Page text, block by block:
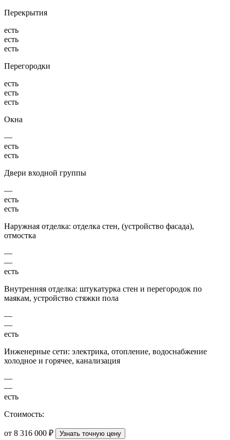
Перекрытия
есть
есть
есть
Перегородки
есть
есть
есть
Окна
—
есть
есть
Двери входной группы
—
есть
есть
Наружная отделка: отделка стен, (устройство фасада),
отмостка
—
—
есть
Внутренняя отделка: штукатурка стен и перегородок по
маякам, устройство стяжки пола
—
—
есть
Инженерные сети: электрика, отопление, водоснабжение
холодное и горячее, канализация
—
—
есть
Стоимость:
от 8 316 000 ₽ Узнать точную цену